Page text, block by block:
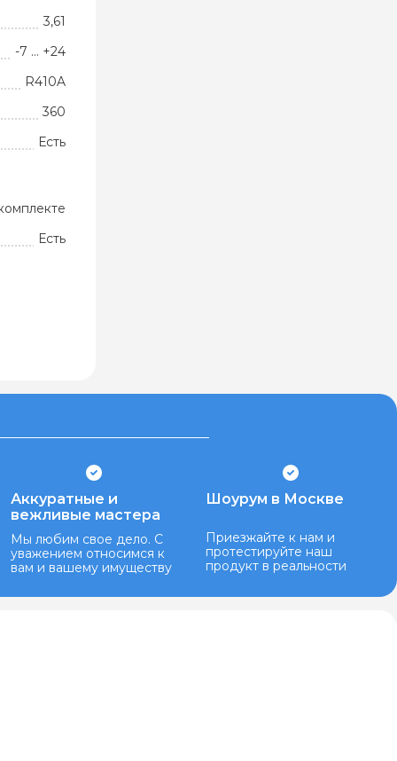
3,61
-7 … +24
R410A
360
Есть
Есть
Аккуратные и
вежливые мастера
Мы любим свое дело. С
уважением относимся к
вам и вашему имуществу
Шоурум в Москве
Приезжайте к нам и
протестируйте наш
продукт в реальности